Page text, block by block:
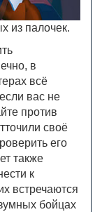
из палочек.
в
всё
вас не
против
своё
его
также
к
встречаются
бойцах